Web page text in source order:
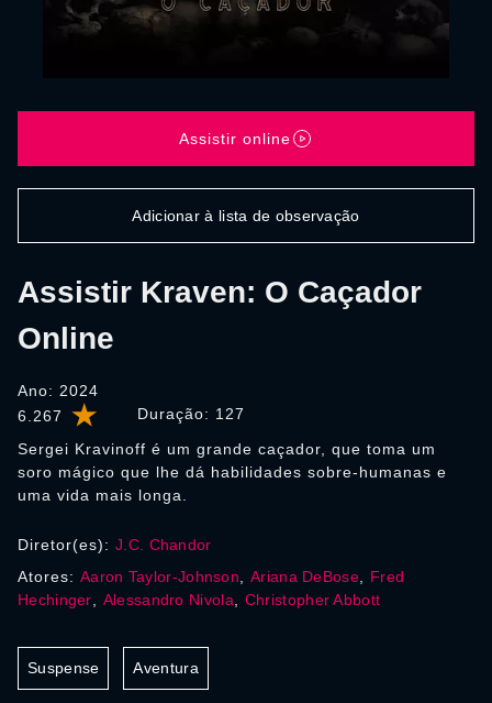
6.267 Duração: 127
Assistir Kraven: O Caçador
Online
Ano: 2024
Sergei Kravinoff é um grande caçador, que toma um
soro mágico que lhe dá habilidades sobre-humanas e
uma vida mais longa.
Assistir online
Adicionar à lista de observação
Diretor(es): J.C. Chandor
Atores: Aaron Taylor-Johnson Ariana DeBose, Fred
Hechinger
Alessandro Nivola Christopher Abbott
Suspense Aventura